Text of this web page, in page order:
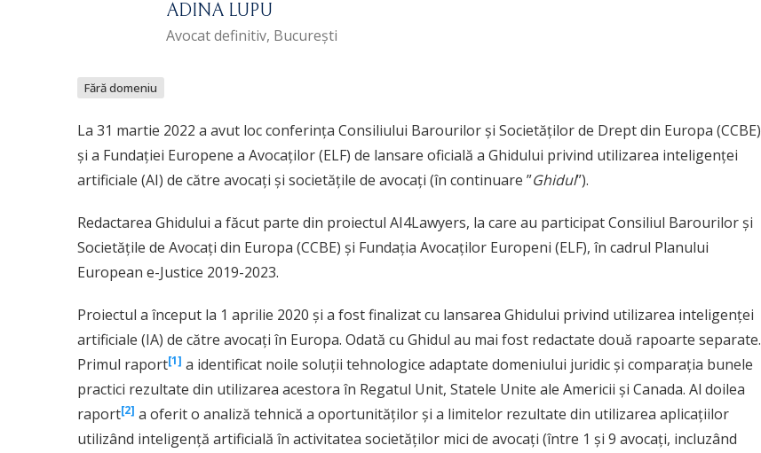
ADINA LUPU
Avocat definitiv, București
Fără domeniu
La 31 martie 2022 a avut loc conferința Consiliului Barourilor și Societăților de Drept din Europa (CCBE)
și a Fundației Europene a Avocaților (ELF) de lansare oficială a Ghidului privind utilizarea inteligenței
artificiale (AI) de către avocați și societățile de avocați (în continuare ”Ghidul”).
Redactarea Ghidului a făcut parte din proiectul AI4Lawyers, la care au participat Consiliul Barourilor și
Societățile de Avocați din Europa (CCBE) și Fundația Avocaților Europeni (ELF), în cadrul Planului
European e-Justice 2019-2023.
Proiectul a început la 1 aprilie 2020 și a fost finalizat cu lansarea Ghidului privind utilizarea inteligenței
artificiale (IA) de către avocați în Europa. Odată cu Ghidul au mai fost redactate două rapoarte separate.
Primul raport[1] a identificat noile soluții tehnologice adaptate domeniului juridic și comparația bunele
practici rezultate din utilizarea acestora în Regatul Unit, Statele Unite ale Americii și Canada. Al doilea
raport[2] a oferit o analiză tehnică a oportunităților și a limitelor rezultate din utilizarea aplicațiilor
utilizând inteligență artificială în activitatea societăților mici de avocați (între 1 și 9 avocați, incluzând